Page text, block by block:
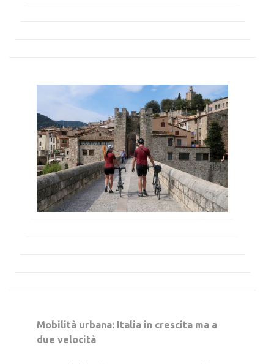
Mobilità urbana: Italia in crescita ma a
due velocità